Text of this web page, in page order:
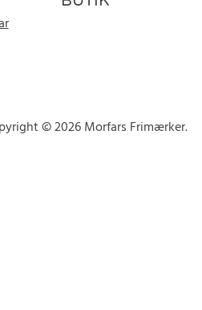
© 2026 Morfars Frimærker.